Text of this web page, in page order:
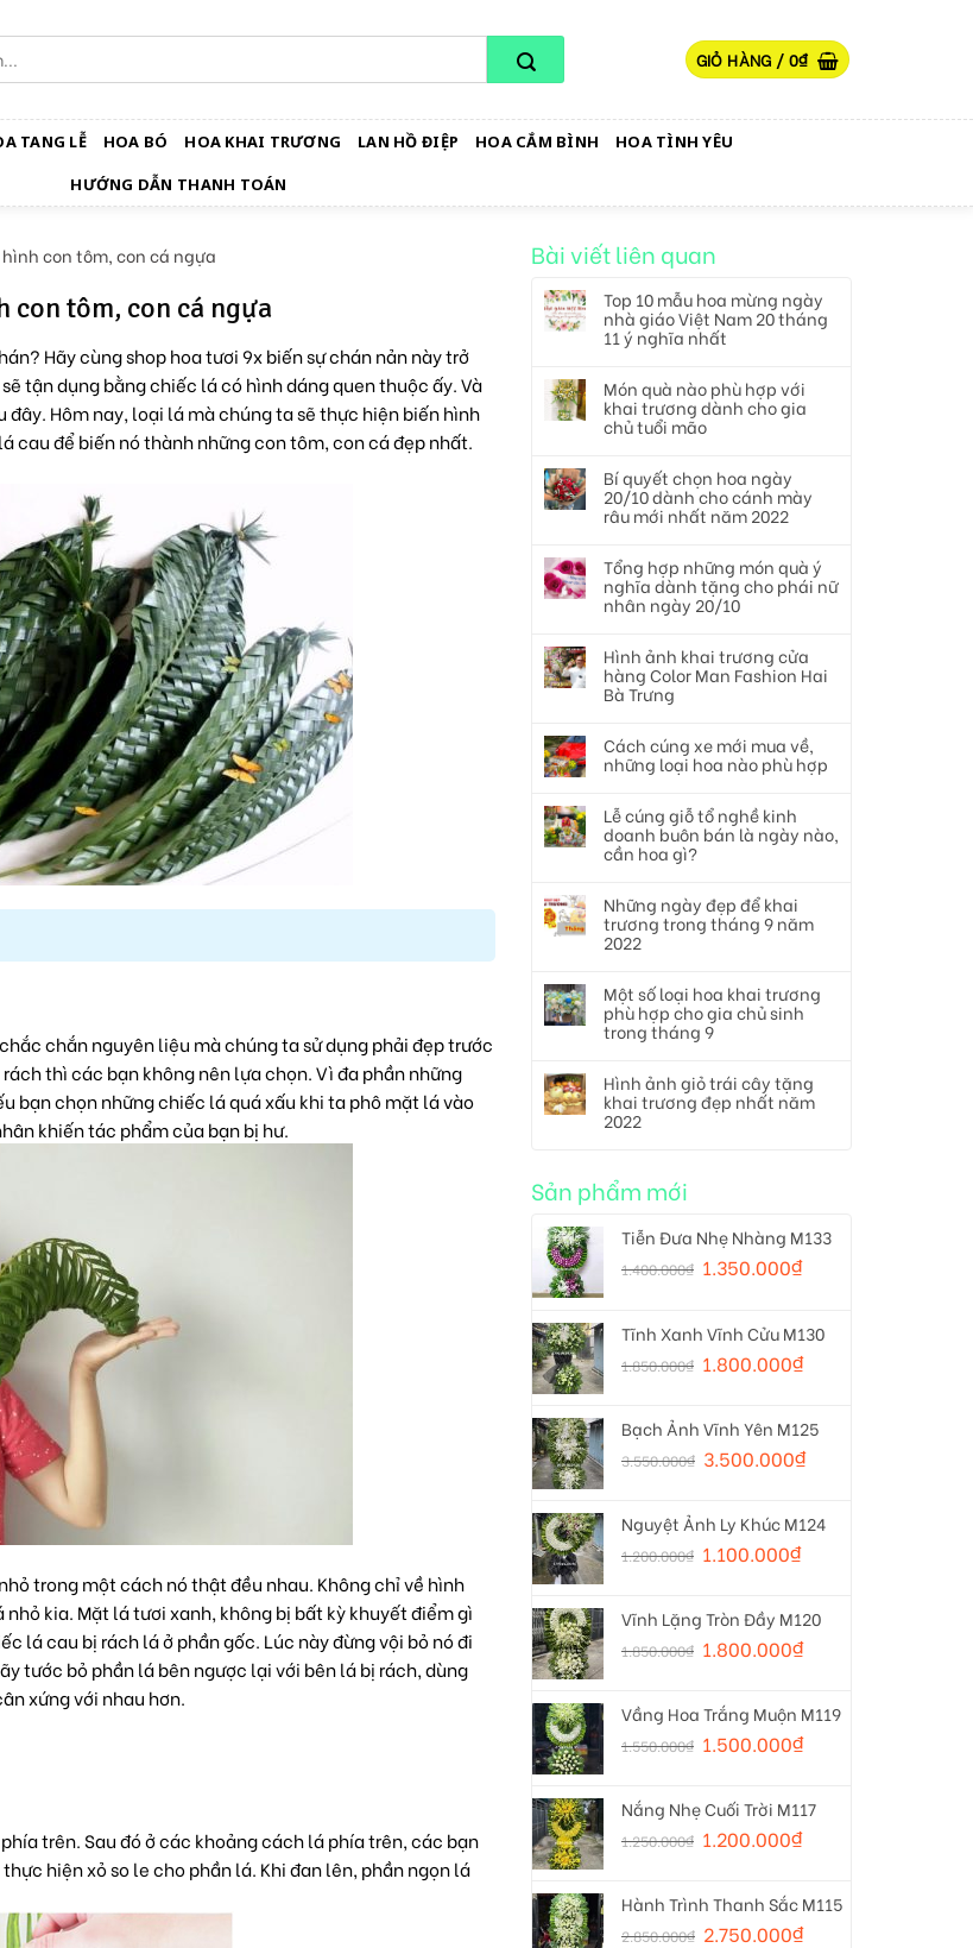
GIỎ HÀNG / 0₫
TANG LỄ HOA BÓ HOA KHAI TRƯƠNG LAN HỒ ĐIỆP HOA CẮM BÌNH
HOA TÌNH YÊU
HƯỚNG DẪN THANH TOÁN
con tôm, con cá ngựa
con tôm, con cá ngựa
Hãy cùng shop hoa tươi 9x biến sự chán nản này trở
tận dụng bằng chiếc lá có hình dáng quen thuộc ấy. Và
Hôm nay, loại lá mà chúng ta sẽ thực hiện biến hình
cau để biến nó thành những con tôm, con cá đẹp nhất.
chắn nguyên liệu mà chúng ta sử dụng phải đẹp trước
thì các bạn không nên lựa chọn. Vì đa phần những
bạn chọn những chiếc lá quá xấu khi ta phô mặt lá vào
khiến tác phẩm của bạn bị hư.
trong một cách nó thật đều nhau. Không chỉ về hình
kia. Mặt lá tươi xanh, không bị bất kỳ khuyết điểm gì
lá cau bị rách lá ở phần gốc. Lúc này đừng vội bỏ nó đi
tước bỏ phần lá bên ngược lại với bên lá bị rách, dùng
xứng với nhau hơn.
trên. Sau đó ở các khoảng cách lá phía trên, các bạn
hiện xỏ so le cho phần lá. Khi đan lên, phần ngọn lá
Bài viết liên quan
Top 10 mẫu hoa mừng ngày
nhà giáo Việt Nam 20 tháng
11 ý nghĩa nhất
Món quà nào phù hợp với
khai trương dành cho gia
chủ tuổi mão
Bí quyết chọn hoa ngày
20/10 dành cho cánh mày
râu mới nhất năm 2022
Tổng hợp những món quà ý
nghĩa dành tặng cho phái nữ
nhân ngày 20/10
Hình ảnh khai trương cửa
hàng Color Man Fashion Hai
Bà Trưng
Cách cúng xe mới mua về,
những loại hoa nào phù hợp
Lễ cúng giỗ tổ nghề kinh
doanh buôn bán là ngày nào,
cần hoa gì?
Những ngày đẹp để khai
trương trong tháng 9 năm
2022
Một số loại hoa khai trương
phù hợp cho gia chủ sinh
trong tháng 9
Hình ảnh giỏ trái cây tặng
khai trương đẹp nhất năm
2022
Sản phẩm mới
Tiễn Đưa Nhẹ Nhàng M133
1.400.000₫ 1.350.000₫
Tĩnh Xanh Vĩnh Cửu M130
1.850.000₫ 1.800.000₫
Bạch Ảnh Vĩnh Yên M125
3.550.000₫ 3.500.000₫
Nguyệt Ảnh Ly Khúc M124
1.200.000₫ 1.100.000₫
Vĩnh Lặng Tròn Đầy M120
1.850.000₫ 1.800.000₫
Vầng Hoa Trắng Muộn M119
1.550.000₫ 1.500.000₫
Nắng Nhẹ Cuối Trời M117
1.250.000₫ 1.200.000₫
Hành Trình Thanh Sắc M115
2.850.000₫ 2.750.000₫